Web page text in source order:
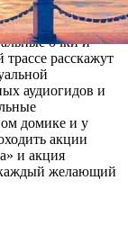
На Центральной
очки и
расскажут
аудиогидов и
домике и у
акции
и акция
желающий